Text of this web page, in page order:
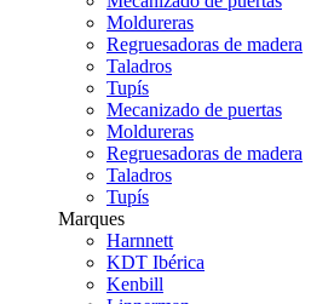
Moldureras
Regruesadoras de madera
Taladros
Tupís
Mecanizado de puertas
Moldureras
Regruesadoras de madera
Taladros
Tupís
Marques
Harnnett
KDT Ibérica
Kenbill